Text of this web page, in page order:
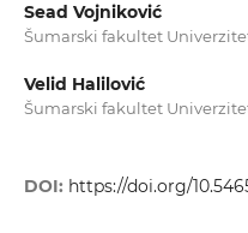
Sead Vojniković
Šumarski fakultet
Velid Halilović
Šumarski fakultet
DOI: https://doi.org/